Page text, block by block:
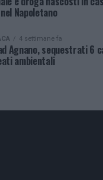
Napoletano
4 settimane fa
Agnano, sequestrati 6
ambientali